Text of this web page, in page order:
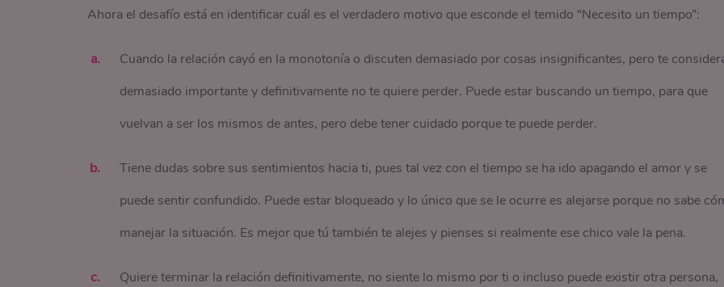
Ahora el desafío está en identificar cuál es el verdadero motivo que esconde el temido “Necesito un tiempo”:
Cuando la relación cayó en la monotonía o discuten demasiado por cosas insignificantes, pero te
demasiado importante y definitivamente no te quiere perder. Puede estar buscando un tiempo, para que
vuelvan a ser los mismos de antes, pero debe tener cuidado porque te puede perder.
Tiene dudas sobre sus sentimientos hacia ti, pues tal vez con el tiempo se ha ido apagando el amor y se
puede sentir confundido. Puede estar bloqueado y lo único que se le ocurre es alejarse porque no sabe
manejar la situación. Es mejor que tú también te alejes y pienses si realmente ese chico vale la pena.
Quiere terminar la relación definitivamente, no siente lo mismo por ti o incluso puede existir otra persona,